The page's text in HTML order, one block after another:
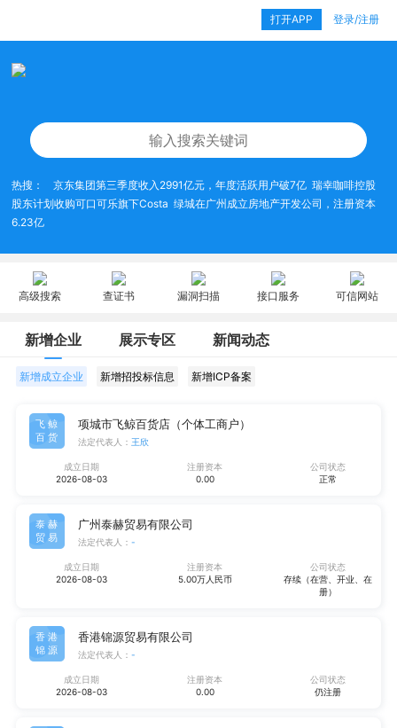
打开APP 登录/注册
热搜： 京东集团第三季度收入2991亿元，年度活跃用户破7亿 瑞幸咖啡控股
股东计划收购可口可乐旗下Costa 绿城在广州成立房地产开发公司，注册资本
6.23亿
高级搜索 查证书 漏洞扫描 接口服务 可信网站
新增企业 展示专区 新闻动态
新增成立企业 新增招投标信息 新增ICP备案
飞鲸
百货
项城市飞鲸百货店（个体工商户）
法定代表人： 王欣
成立日期
2026-08-03
注册资本
0.00
公司状态
正常
泰赫
贸易
广州泰赫贸易有限公司
法定代表人： -
成立日期
2026-08-03
注册资本
5.00万人民币
公司状态
存续（在营、开业、在
册）
香港
锦源
香港锦源贸易有限公司
法定代表人： -
成立日期
2026-08-03
注册资本
0.00
公司状态
仍注册